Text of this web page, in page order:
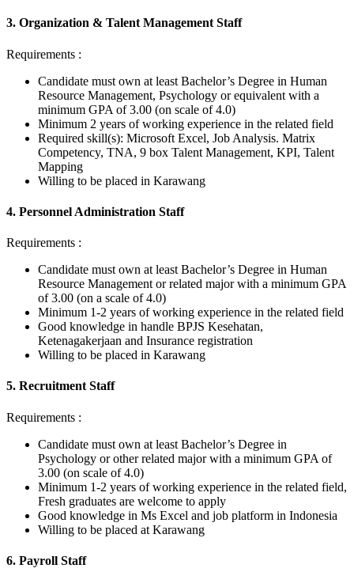
3. Organization & Talent Management Staff
Requirements :
Candidate must own at least Bachelor’s Degree in Human
Resource Management, Psychology or equivalent with a
minimum GPA of 3.00 (on scale of 4.0)
Minimum 2 years of working experience in the related field
Required skill(s): Microsoft Excel, Job Analysis. Matrix
Competency, TNA, 9 box Talent Management, KPI, Talent
Mapping
Willing to be placed in Karawang
4. Personnel Administration Staff
Requirements :
Candidate must own at least Bachelor’s Degree in Human
Resource Management or related major with a minimum GPA
of 3.00 (on a scale of 4.0)
Minimum 1-2 years of working experience in the related field
Good knowledge in handle BPJS Kesehatan,
Ketenagakerjaan and Insurance registration
Willing to be placed in Karawang
5. Recruitment Staff
Requirements :
Candidate must own at least Bachelor’s Degree in
Psychology or other related major with a minimum GPA of
3.00 (on scale of 4.0)
Minimum 1-2 years of working experience in the related field,
Fresh graduates are welcome to apply
Good knowledge in Ms Excel and job platform in Indonesia
Willing to be placed at Karawang
6. Payroll Staff